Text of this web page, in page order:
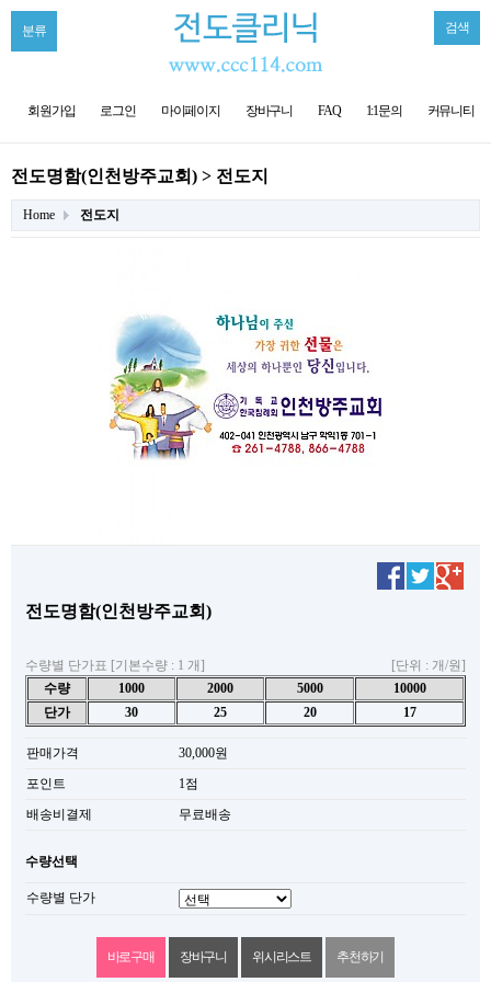
분류 검색
회원가입 로그인 마이페이지 장바구니 FAQ 1:1문의 커뮤니티
전도명함(인천방주교회) > 전도지
Home 전도지
전도명함(인천방주교회)
수량별 단가표 [기본수량 : 1 개]
[단위 : 개/원]
수량
1000 2000 5000
10000
단가
30 25 20 17
판매가격
30,000원
포인트
1점
배송비결제
무료배송
수량선택
수량별 단가
위시리스트 추천하기